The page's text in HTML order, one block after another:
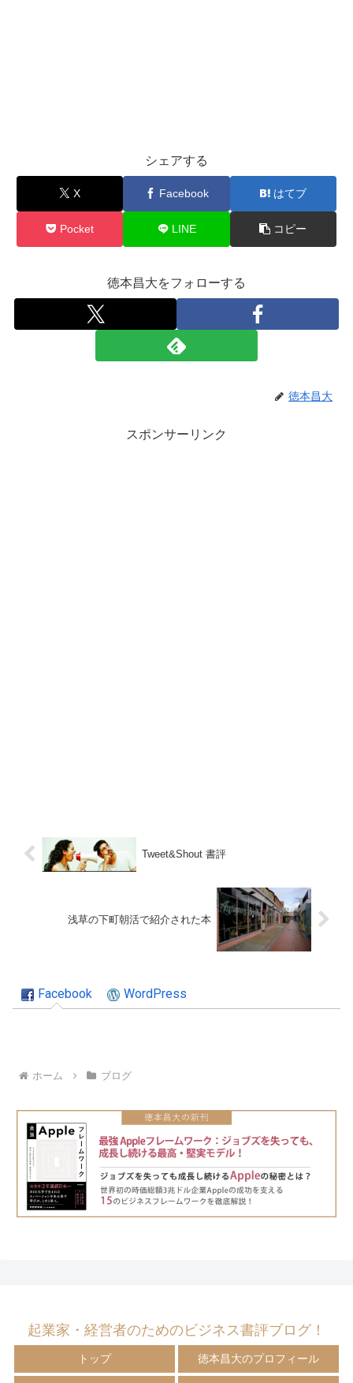
シェアする
X Facebook はてブ
Pocket LINE コピー
徳本昌大をフォローする
徳本昌大
スポンサーリンク
Tweet&Shout 書評
浅草の下町朝活で紹介された本
Facebook WordPress
ホーム ブログ
起業家・経営者のためのビジネス書評ブログ！
トップ 徳本昌大のプロフィール